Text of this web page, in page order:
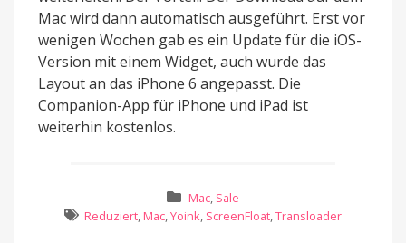
Mac wird dann automatisch ausgeführt. Erst vor
wenigen Wochen gab es ein Update für die iOS-
Version mit einem Widget, auch wurde das
Layout an das iPhone 6 angepasst. Die
Companion-App für iPhone und iPad ist
weiterhin kostenlos.
Mac, Sale
Reduziert, Mac,Yoink, ScreenFloat,Transloader